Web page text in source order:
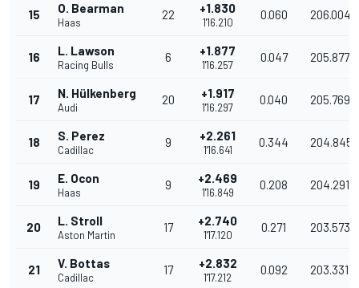
15 O. Bearman
Haas
22 +1.830
1'16.210
0.060 206.004
16 L. Lawson
Racing Bulls
6 +1.877
1'16.257
0.047 205.877
17 N. Hülkenberg
Audi
20 +1.917
1'16.297
0.040 205.769
18 S. Perez
Cadillac
9 +2.261
1'16.641
0.344 204.845
19 E. Ocon
Haas
9 +2.469
1'16.849
0.208 204.291
20 L. Stroll
Aston Martin
17 +2.740
1'17.120
0.271 203.573
21 V. Bottas
Cadillac
17 +2.832
1'17.212
0.092 203.331